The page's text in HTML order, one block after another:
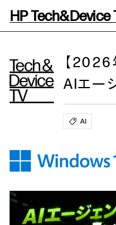
HP Tech&Device
全てのコンテンツ
チャンネル
AIの進化と活用事例
製品トレンド & レビュー
教育とテクノロジー
自治体・公共
ワークステーション
プリンター
イベント・コラム
日本HP 公式Webサ
HP Tech&Device TV 内のコン
【
AIエー
AI